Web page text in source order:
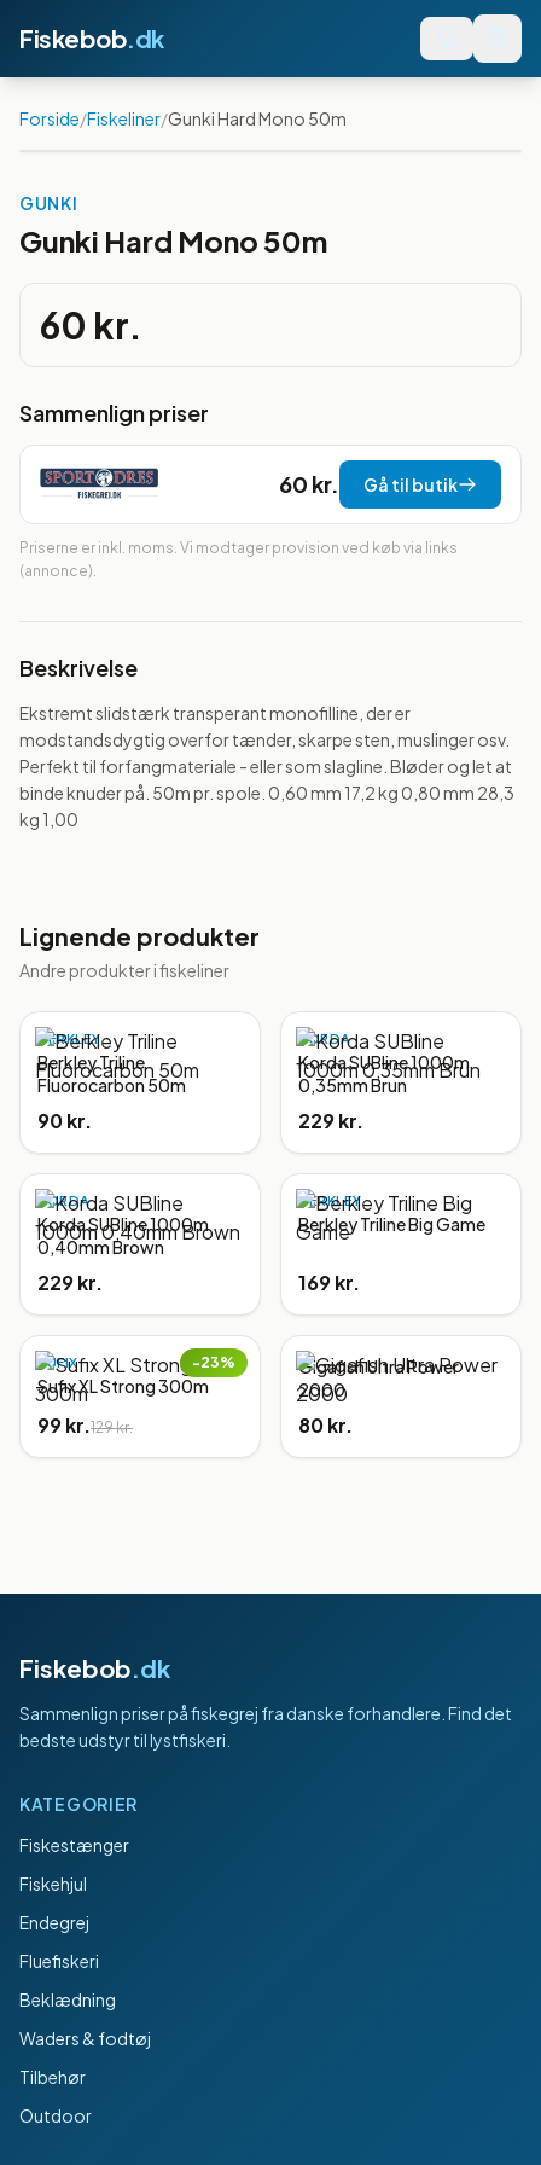
Fiskebob.dk
Forside/Fiskeliner/Gunki Hard Mono 50m
GUNKI
Gunki Hard Mono 50m
60 kr.
Sammenlign priser
60 kr. Gå til butik
Priserne er inkl. moms. Vi modtager provision ved køb via links
(annonce).
Beskrivelse
Ekstremt slidstærk transperant monofilline, der er
modstandsdygtig overfor tænder, skarpe sten, muslinger osv.
Perfekt til forfangmateriale - eller som slagline. Bløder og let at
binde knuder på. 50m pr. spole. 0,60 mm 17,2 kg 0,80 mm 28,3
kg 1,00
Lignende produkter
Andre produkter ifiskeliner
BERKLEY
Berkley Triline
Fluorocarbon 50m
90 kr.
KORDA
Korda SUBline 1000m
0,35mm Brun
229 kr.
KORDA
Korda SUBline 1000m
0,40mm Brown
229 kr.
BERKLEY
Berkley Triline Big Game
169 kr.
−23%
SUFIX
Sufix XL Strong 300m
99 kr.129 kr.
Gigafish Ultra Power
2000
80 kr.
Fiskebob.dk
Sammenlign priser på fiskegrej fra danske forhandlere. Find det
bedste udstyr til lystfiskeri.
KATEGORIER
Fiskestænger
Fiskehjul
Endegrej
Fluefiskeri
Beklædning
Waders & fodtøj
Tilbehør
Outdoor